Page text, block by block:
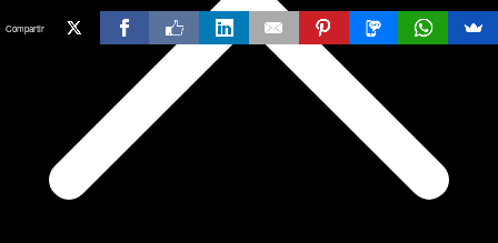
Compartir